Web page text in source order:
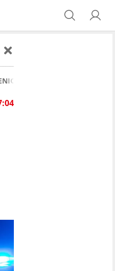
- FAHRRAD